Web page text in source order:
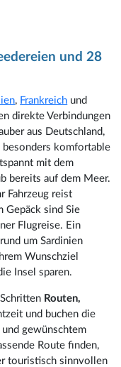
und 28
, Frankreich und
direkte Verbindungen
aus Deutschland,
besonders komfortable
mit dem
bereits auf dem Meer.
Fahrzeug reist
Gepäck sind Sie
Flugreise. Ein
um Sardinien
Wunschziel
Insel sparen.
Routen,
und buchen die
und gewünschtem
Route finden,
touristisch sinnvollen